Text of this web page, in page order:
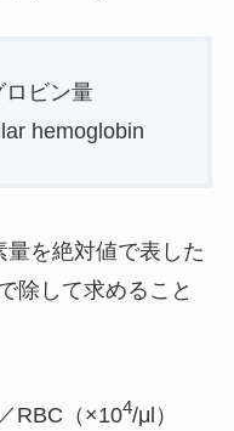
ロビン量
hemoglobin
を絶対値で表した
除して求めること
RBC（×104/μl）